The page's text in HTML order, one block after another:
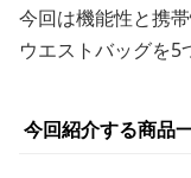
今回は機能性と携
ウエストバッグを5
今回紹介する商品